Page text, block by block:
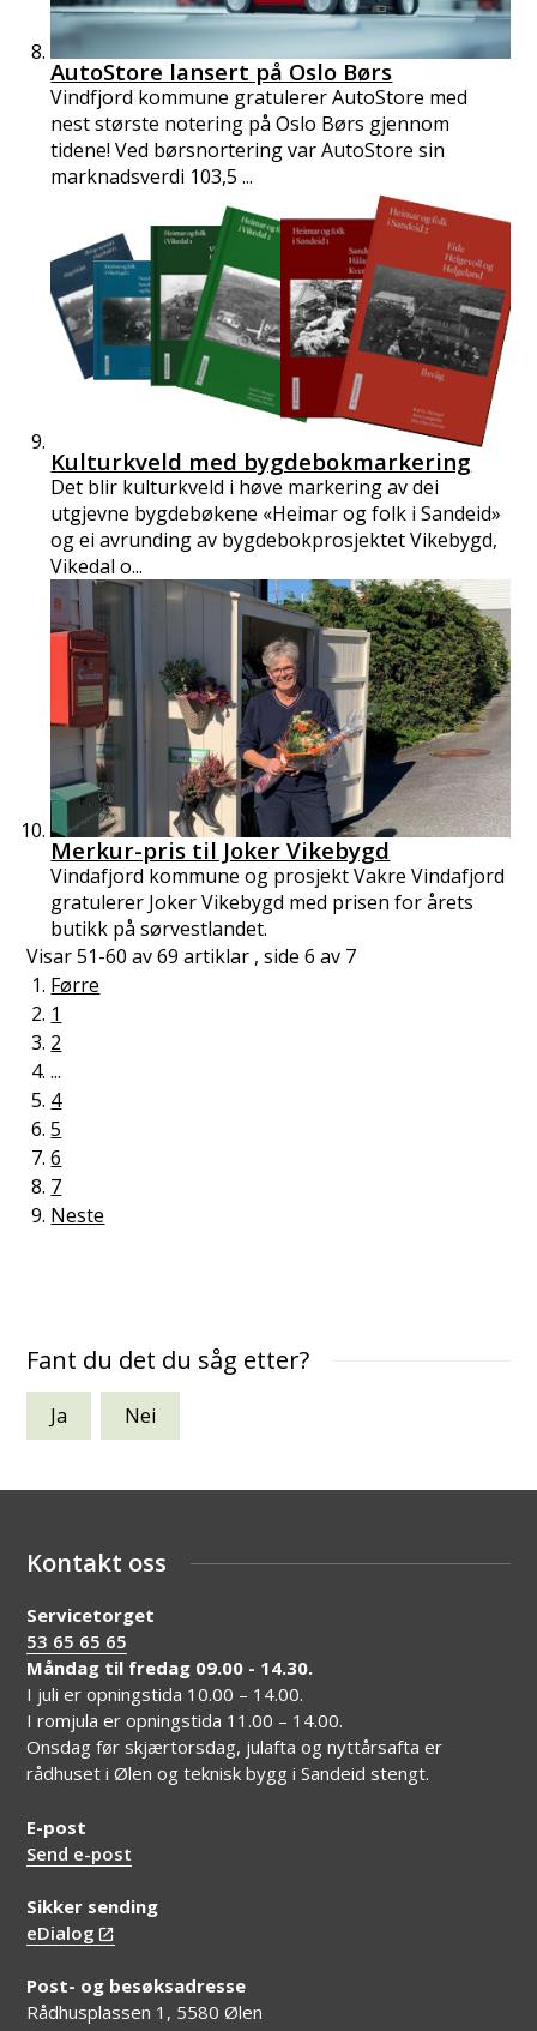
AutoStore lansert på Oslo Børs
Vindfjord kommune gratulerer AutoStore med
nest største notering på Oslo Børs gjennom
tidene! Ved børsnortering var AutoStore sin
marknadsverdi 103,5 ...
Kulturkveld med bygdebokmarkering
Det blir kulturkveld i høve markering av dei
utgjevne bygdebøkene «Heimar og folk i Sandeid»
og ei avrunding av bygdebokprosjektet Vikebygd,
Vikedal o...
Merkur-pris til Joker Vikebygd
Vindafjord kommune og prosjekt Vakre Vindafjord
gratulerer Joker Vikebygd med prisen for årets
butikk på sørvestlandet.
Visar51-60 av69 artiklar ,side6 av 7
Førre
1
2
...
4
5
6
7
Neste
Fant du det du såg etter?
Ja Nei
Kontakt oss
Servicetorget
53 65 65 65
Måndag til fredag 09.00 - 14.30.
I juli er opningstida 10.00 – 14.00.
I romjula er opningstida 11.00 – 14.00.
Onsdag før skjærtorsdag, julafta og nyttårsafta er
rådhuset i Ølen og teknisk bygg i Sandeid stengt.
E-post
Send e-post
Sikker sending
eDialog
Post- og besøksadresse
Rådhusplassen 1, 5580 Ølen